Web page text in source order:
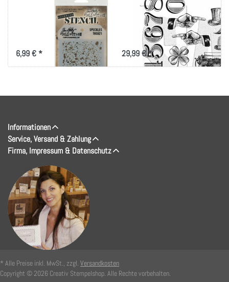
Tim Holtz Layered
Stencil 4.125"X8.5"-
6,99 € *
Tim Holtz Cling
Stamps 7"X8.5"-
Curiosity Shop
29,99 € *
Informationen
Service, Versand & Zahlung
Firma, Impressum & Datenschutz
* Alle Preise inkl. MwSt., zzgl. Versandkosten
Copyright © 2026 Creativ Stempelshop. Alle Rechte vorbehalten.